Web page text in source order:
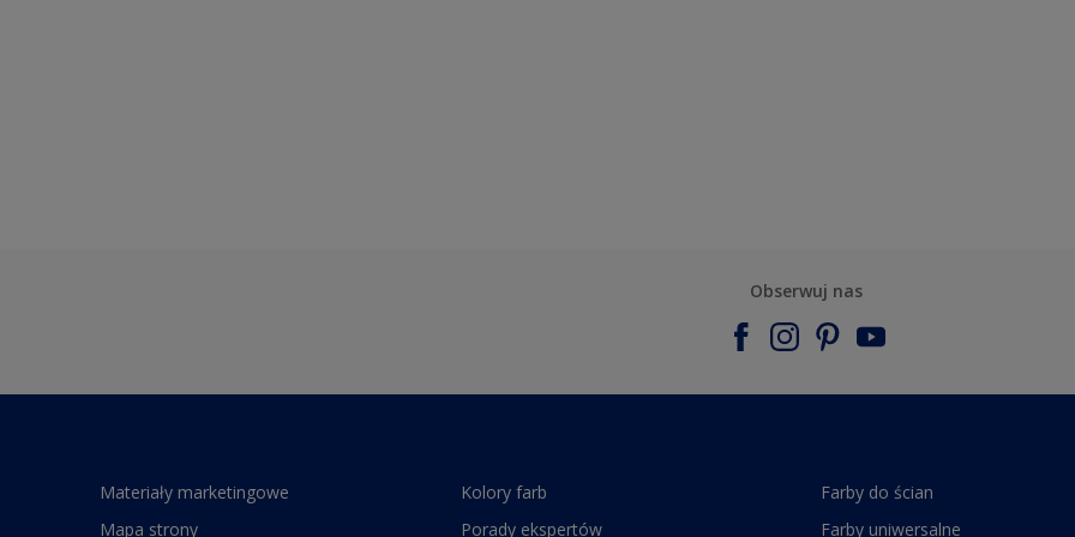
Obserwuj nas
Materiały marketingowe
Mapa strony
Kolory farb
Porady ekspertów
Farby do ścian
Farby uniwersalne